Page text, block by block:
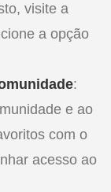
visite a
a opção
:
e ao
com o
acesso ao